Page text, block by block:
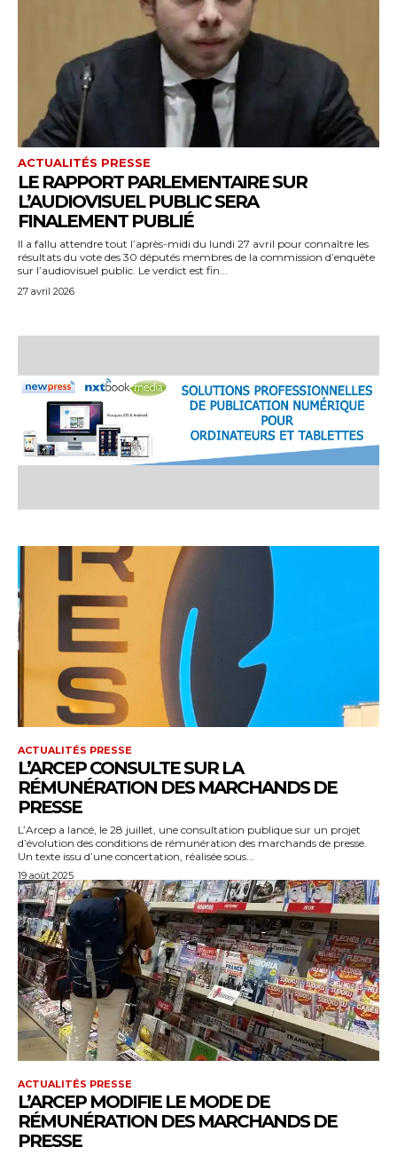
ACTUALITÉS PRESSE
LE RAPPORT PARLEMENTAIRE SUR
L’AUDIOVISUEL PUBLIC SERA
FINALEMENT PUBLIÉ
Il a fallu attendre tout l’après-midi du lundi 27 avril pour connaître les
résultats du vote des 30 députés membres de la commission d’enquête
sur l’audiovisuel public. Le verdict est fin...
27 avril 2026
ACTUALITÉS PRESSE
L’ARCEP CONSULTE SUR LA
RÉMUNÉRATION DES MARCHANDS DE
PRESSE
L’Arcep a lancé, le 28 juillet, une consultation publique sur un projet
d’évolution des conditions de rémunération des marchands de presse.
Un texte issu d’une concertation, réalisée sous...
19 août 2025
ACTUALITÉS PRESSE
L’ARCEP MODIFIE LE MODE DE
RÉMUNÉRATION DES MARCHANDS DE
PRESSE